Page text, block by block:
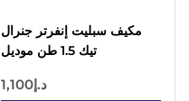
مكيف سبليت إنفرتر جنرال
تيك 1.5 طن موديل
روتاري، غاز R410A، زعانف
د.إ1,100